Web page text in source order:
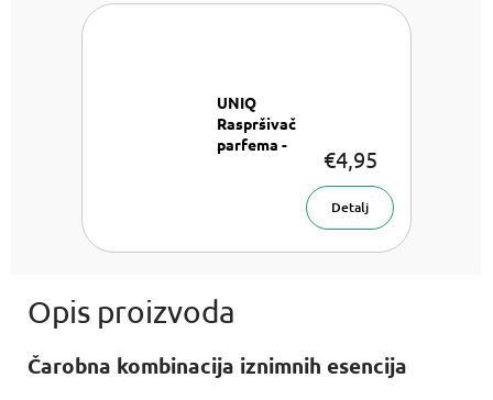
UNIQ
Raspršivač
parfema -
€4,95
Detalj
Čarobna kombinacija iznimnih esencija